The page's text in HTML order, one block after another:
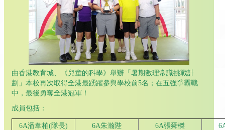
由香港教育城、《兒童的科學》舉辦「暑期數理常識挑戰計
劃」本校再次取得全港最踴躍參與學校前5名；在五強爭霸戰
中，最後勇奪全港冠軍！
成員包括：
6A潘韋柏(隊長) 6A朱瀚陛 6A張舜榤